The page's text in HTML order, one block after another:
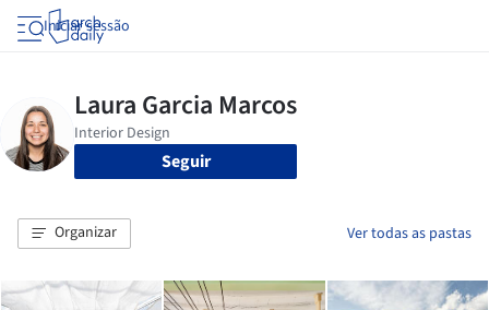
Iniciar sessão
Seguir
Organizar Ver todas as pastas